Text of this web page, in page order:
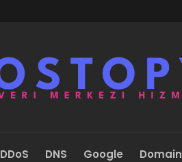
DDoS DNS Google Domain